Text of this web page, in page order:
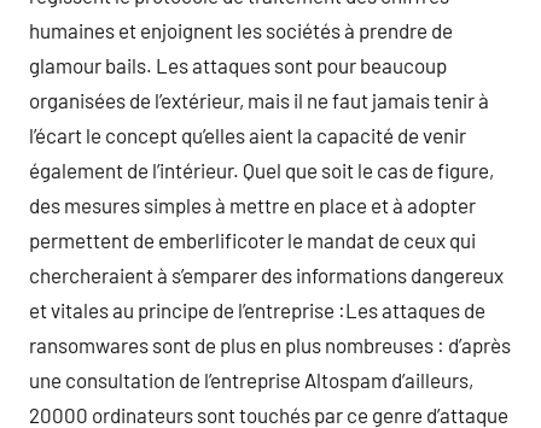
humaines et enjoignent les sociétés à prendre de
glamour bails. Les attaques sont pour beaucoup
organisées de l’extérieur, mais il ne faut jamais tenir à
l’écart le concept qu’elles aient la capacité de venir
également de l’intérieur. Quel que soit le cas de figure,
des mesures simples à mettre en place et à adopter
permettent de emberlificoter le mandat de ceux qui
chercheraient à s’emparer des informations dangereux
et vitales au principe de l’entreprise :Les attaques de
ransomwares sont de plus en plus nombreuses : d’après
une consultation de l’entreprise Altospam d’ailleurs,
20000 ordinateurs sont touchés par ce genre d’attaque